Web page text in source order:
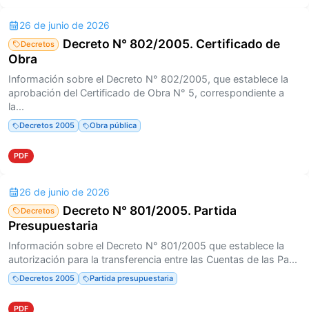
26 de junio de 2026
Decretos
Decreto N° 802/2005. Certificado de
Obra
Información sobre el Decreto N° 802/2005, que establece la
aprobación del Certificado de Obra N° 5, correspondiente a
la...
Decretos 2005 Obra pública
PDF
26 de junio de 2026
Decretos
Decreto N° 801/2005. Partida
Presupuestaria
Información sobre el Decreto N° 801/2005 que establece la
autorización para la transferencia entre las Cuentas de las Pa...
Decretos 2005 Partida presupuestaria
PDF